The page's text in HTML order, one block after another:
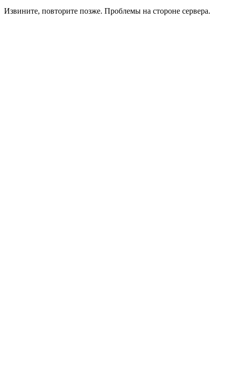
Извините, повторите позже. Проблемы на стороне сервера.